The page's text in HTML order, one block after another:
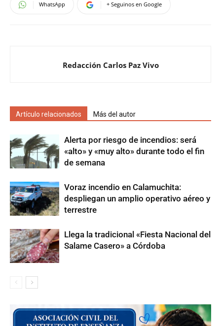
WhatsApp + Seguinos en Google
Redacción Carlos Paz Vivo
Artículo relacionados Más del autor
Alerta por riesgo de incendios: será
«alto» y «muy alto» durante todo el fin
de semana
Voraz incendio en Calamuchita:
despliegan un amplio operativo aéreo y
terrestre
Llega la tradicional «Fiesta Nacional del
Salame Casero» a Córdoba